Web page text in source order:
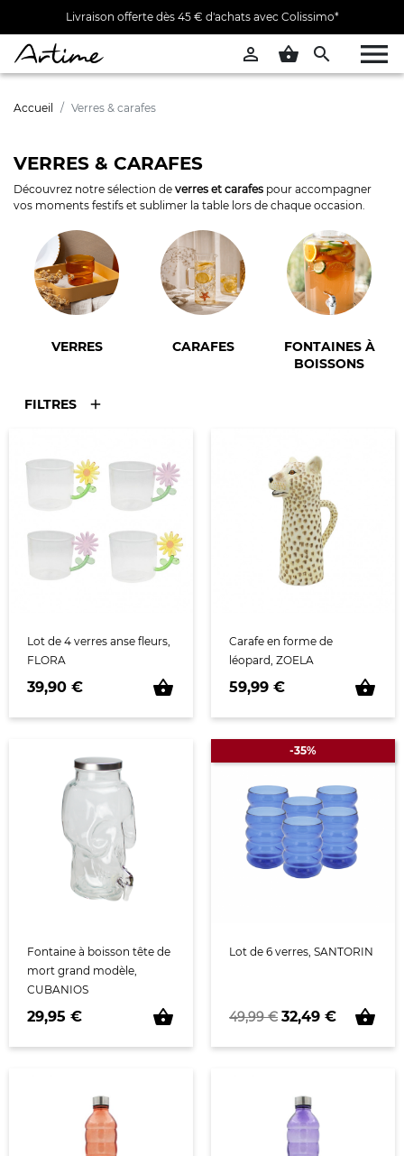
Livraison offerte dès 45 € d'achats avec Colissimo*
 shopping_basket  
Accueil Verres & carafes
VERRES & CARAFES
Découvrez notre sélection de verres et carafes pour accompagner
vos moments festifs et sublimer la table lors de chaque occasion.
VERRES CARAFES
FONTAINES À
BOISSONS
FILTRES
Lot de 4 verres anse fleurs,
FLORA
Prix
39,90 € shopping_basket
Carafe en forme de
léopard, ZOELA
Prix
59,99 € shopping_basket
Fontaine à boisson tête de
mort grand modèle,
CUBANIOS
Prix
29,95 € shopping_basket
Lot de 6 verres, SANTORIN
Prix de base
49,99 € Prix
32,49 € shopping_basket
-35%